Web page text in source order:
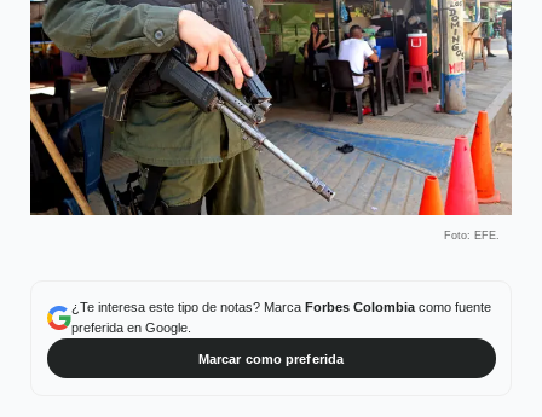
Foto: EFE.
¿Te interesa este tipo de notas? Marca Forbes Colombiacomo fuente
preferida en Google.
Marcar como preferida